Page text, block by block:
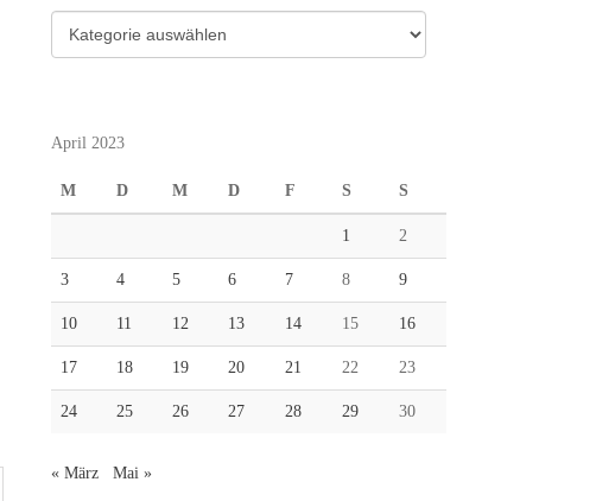
Kategorien
April 2023
M D M D F S S
1 2
3 4 5 6 7 8 9
10 11 12 13 14 15 16
17 18 19 20 21 22 23
24 25 26 27 28 29 30
« März Mai »